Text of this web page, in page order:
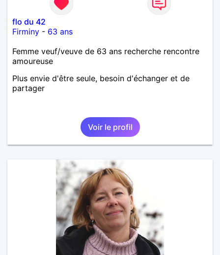
flo du 42
Firminy - 63 ans
Femme veuf/veuve de 63 ans recherche rencontre
amoureuse
Plus envie d'être seule, besoin d'échanger et de
partager
Voir le profil